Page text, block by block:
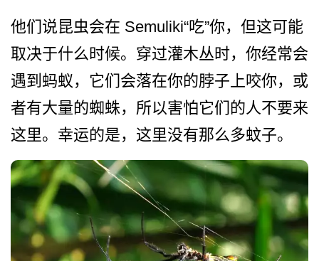
他们说昆虫会在 Semuliki“吃”你，但这可能
取­决于什么时候。穿过灌木丛时，你经常会
遇到蚂蚁，它­们会落在你的脖子上咬你，或
者有大量的蜘蛛，所以害­怕它们的人不要来
这里。幸运的是，这里没有那么多蚊­子。